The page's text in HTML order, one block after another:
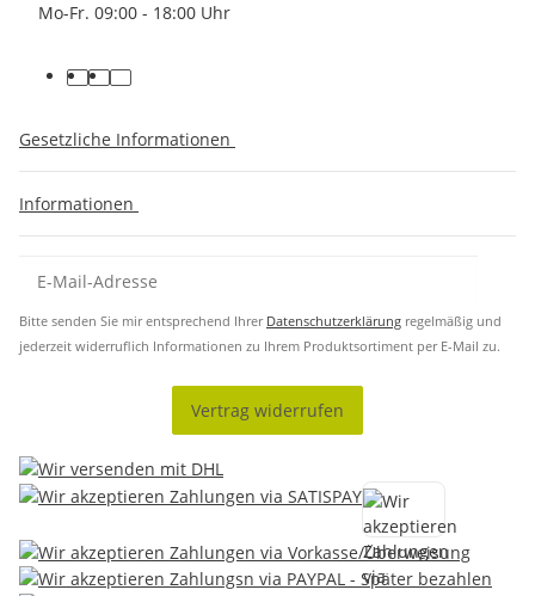
Mo-Fr. 09:00 - 18:00 Uhr
Gesetzliche Informationen
Informationen
Bitte senden Sie mir entsprechend Ihrer Datenschutzerklärung regelmäßig und
jederzeit widerruflich Informationen zu Ihrem Produktsortiment per E-Mail zu.
Vertrag widerrufen